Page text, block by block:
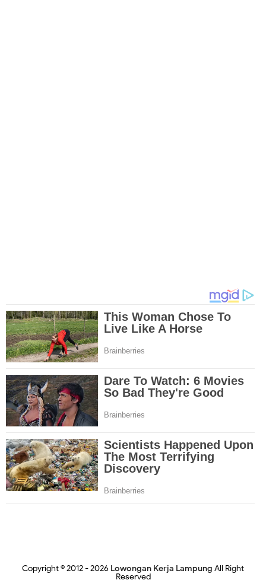
Copyright © 2012 -2026 Lowongan Kerja Lampung All Right
Reserved